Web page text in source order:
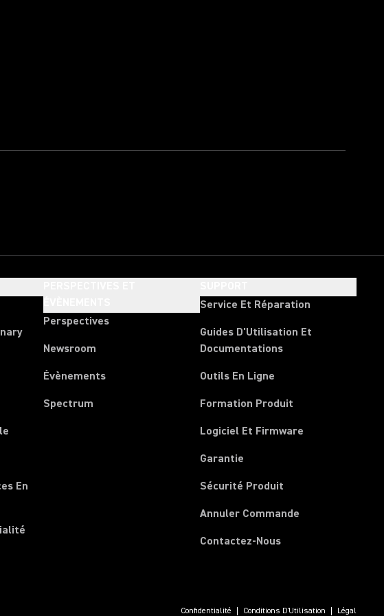
En
Perspectives
Newsroom
Évènements
Spectrum
Service Et Réparation
Guides D'Utilisation Et
Documentations
Outils En Ligne
Formation Produit
Logiciel Et Firmware
Garantie
Sécurité Produit
Annuler Commande
Contactez-Nous
Confidentialité Conditions D'Utilisation Légal